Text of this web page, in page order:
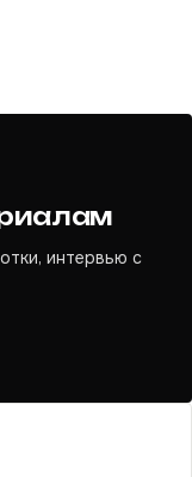
интервью с